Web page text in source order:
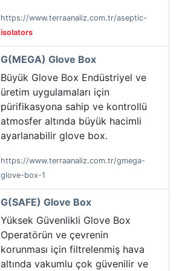
https://www.terraanaliz.com.tr/aseptic-
isolators
G(MEGA) Glove Box
Büyük Glove Box Endüstriyel ve
üretim uygulamaları için
pürifikasyona sahip ve kontrollü
atmosfer altında büyük hacimli
ayarlanabilir glove box.
https://www.terraanaliz.com.tr/gmega-
glove-box-1
G(SAFE) Glove Box
Yüksek Güvenlikli Glove Box
Operatörün ve çevrenin
korunması için filtrelenmiş hava
altında vakumlu çok güvenilir ve